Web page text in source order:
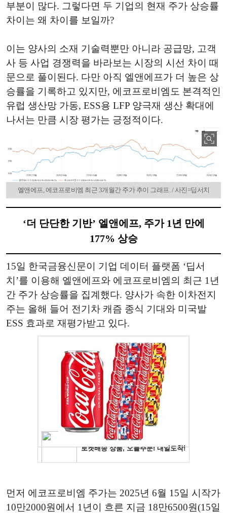
부분이 많다. 그렇다면 두 기업의 현재 주가 상승률
차이는 왜 차이를 보일까?
이는 양사의 소재 기술력뿐만 아니라 공급망, 고객
사 등 사업 경쟁력을 바라보는 시장의 시선 차이 때
문으로 풀이된다. 다만 아직 엘앤에프가 더 높은 상
승률을 기록하고 있지만, 에코프로비엠도 본격적인
유럽 생산망 가동, ESS용 LFP 양극재 생산 확대에
나서는 만큼 시장 평가는 긍정적이다.
엘앤에프, 에코프로비엠 최근 3개월간 주가 추이 그래프. / 사진=딥서치
‘더 단단한 기반’ 엘앤에프, 주가 1년 만에
177% 상승
15일 한국금융신문이 기업 데이터 플랫폼 ‘딥서
치’를 이용해 엘앤에프와 에코프로비엠의 최근 1년
간 주가 상승률을 집계했다. 양사가 속한 이차전지
주는 올해 들어 전기차 캐즘 종식 기대와 미국발
ESS 효과로 재평가받고 있다.
먼저 에코프로비엠 주가는 2025년 6월 15일 시작가
10만2000원에서 1년이 흐른 지금 18만6500원(15일